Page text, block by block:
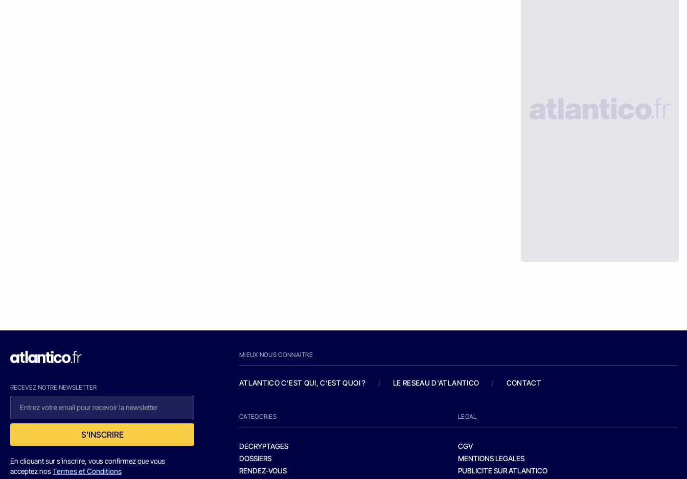
RECEVEZ NOTRE NEWSLETTER
S'INSCRIRE
En cliquant sur s'inscrire, vous confirmez que vous
acceptez nosTermes et Conditions
MIEUX NOUS CONNAITRE
ATLANTICO C'EST QUI, C'EST QUOI ? / LE RESEAU D'ATLANTICO / CONTACT
CATEGORIES
DECRYPTAGES
DOSSIERS
RENDEZ-VOUS
LEGAL
CGV
MENTIONS LEGALES
PUBLICITE SUR ATLANTICO